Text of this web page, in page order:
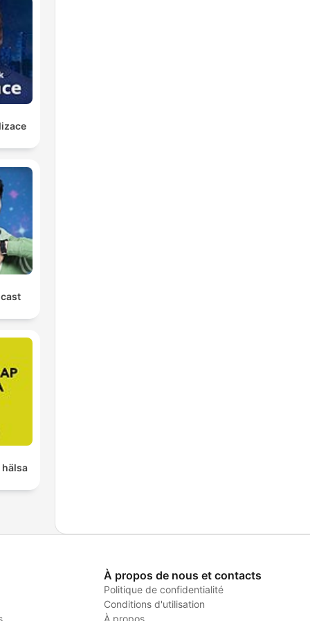
hälsa
À propos de nous et contacts
Politique de confidentialité
Conditions d'utilisation
À propos